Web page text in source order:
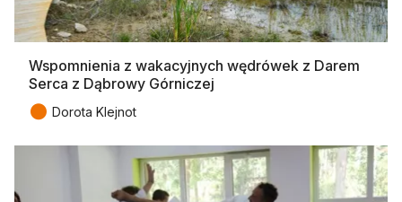
Wspomnienia z wakacyjnych wędrówek z Darem
Serca z Dąbrowy Górniczej
● Dorota Klejnot